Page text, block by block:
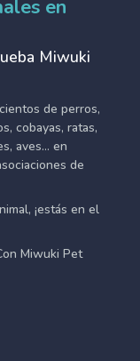
en
Miwuki
de perros,
cobayas, ratas,
aves... en
de
¡estás en el
Miwuki Pet